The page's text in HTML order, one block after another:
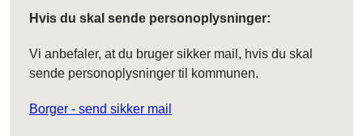
Hvis du skal sende personoplysninger:
Vi anbefaler, at du bruger sikker mail, hvis du skal
sende personoplysninger til kommunen.
Borger - send sikker mail